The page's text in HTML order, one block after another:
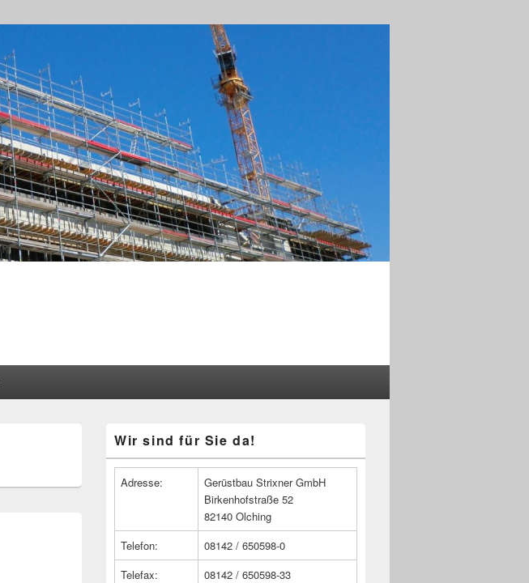
Seitenleisten
Widget-
Wir sind für Sie da!
Adresse:
Gerüstbau Strixner GmbH
Birkenhofstraße 52
82140 Olching
Telefon:
08142 / 650598-0
Telefax:
08142 / 650598-33